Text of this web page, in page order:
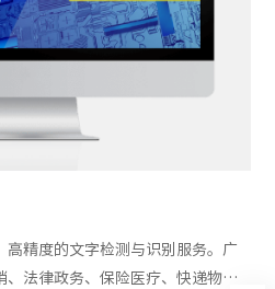
高精度的文字检测与识别服务。广
、法律政务、保险医疗、快递物